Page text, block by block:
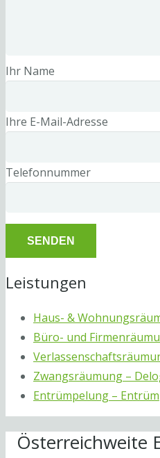
Ihr Name
Ihre E-Mail-Adresse
Telefonnummer
Leistungen
Haus- &
Büro- und
Zwangsräumung –
Entrümpelung –
Österreichweite